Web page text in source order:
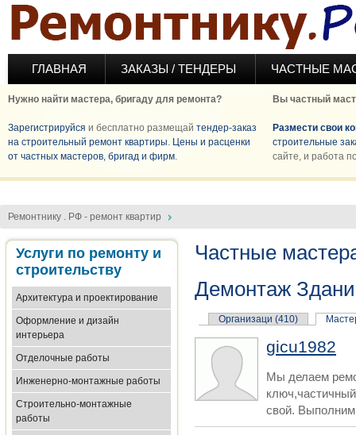
Перейти к основному содержанию
ГЛАВНАЯ ЗАКАЗЫ / ТЕНДЕРЫ ЧАСТНЫЕ
Нужно найти мастера, бригаду для ремонта?
Зарегистрируйся и бесплатно размещай тендер-заказ
на строительный ремонт квартиры. Цены и расценки
от частных мастеров, бригад и фирм.
Вы частный
Размести свои
строительные
сайте, и работа
Ремонтнику . РФ - ремонт квартир
Услуги по ремонту и
строительству
Архитектура и проектирование
Оформление и дизайн
интерьера
Отделочные работы
Инженерно-монтажные работы
Строительно-монтажные
работы
Частные
Демонтаж
Организаци (410)
gicu1982
Мы делаем
свой.